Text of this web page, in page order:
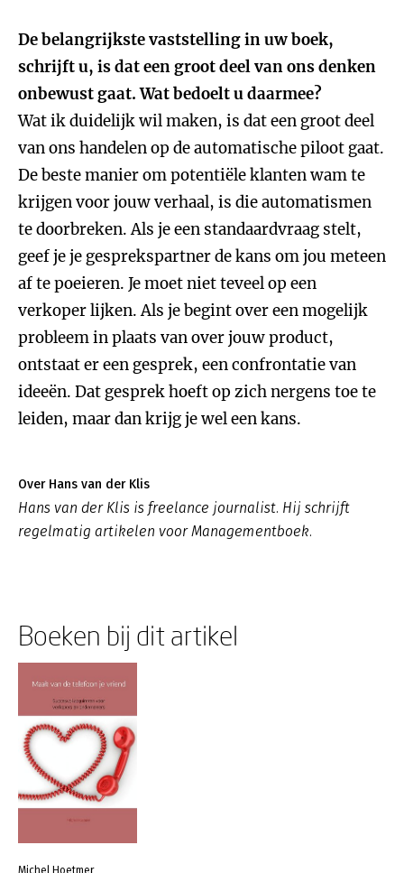
De belangrijkste vaststelling in uw boek,
schrijft u, is dat een groot deel van ons denken
onbewust gaat. Wat bedoelt u daarmee?
Wat ik duidelijk wil maken, is dat een groot deel
van ons handelen op de automatische piloot gaat.
De beste manier om potentiële klanten wam te
krijgen voor jouw verhaal, is die automatismen
te doorbreken. Als je een standaardvraag stelt,
geef je je gesprekspartner de kans om jou meteen
af te poeieren. Je moet niet teveel op een
verkoper lijken. Als je begint over een mogelijk
probleem in plaats van over jouw product,
ontstaat er een gesprek, een confrontatie van
ideeën. Dat gesprek hoeft op zich nergens toe te
leiden, maar dan krijg je wel een kans.
Over Hans van der Klis
Hans van der Klis is freelance journalist. Hij schrijft
regelmatig artikelen voor Managementboek.
Boeken bij dit artikel
Michel Hoetmer